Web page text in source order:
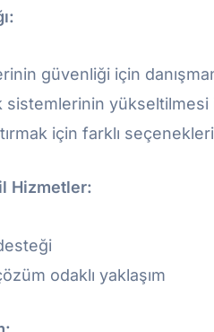
güvenliği için
sistemlerinin
için farklı
Hizmetler:
odaklı yaklaşım